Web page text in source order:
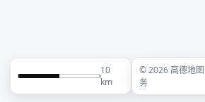
10
km
© 2026 高德地图
务